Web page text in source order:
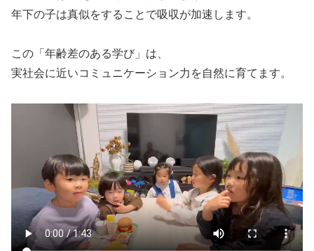
年下の子は真似をすることで吸収が加速します。
この「年齢差のある学び」は、
実社会に近いコミュニケーション力を自然に育てます。